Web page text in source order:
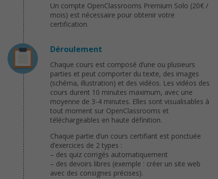
Un compte OpenClassrooms Premium Solo (20€ /
mois) est nécessaire pour obtenir votre
certification.
Déroulement
Chaque cours est composé d’une ou plusieurs
parties et peut comporter du texte, des images
(schéma, illustration) et des vidéos. Les vidéos des
cours durent 10 minutes maximum, avec une
moyenne de 3-4 minutes. Elles sont visualisables à
tout moment sur OpenClassrooms et
téléchargeables en haute définition.
Chaque partie d’un cours certifiant est ponctuée
d’exercices de 2 types :
– des quiz corrigés automatiquement
– des devoirs libres (exemple : créer un site web
avec des consignes précises).